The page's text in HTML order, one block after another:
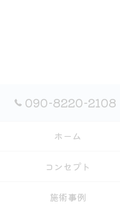
090-8220-2108
ホーム
コンセプト
施術事例